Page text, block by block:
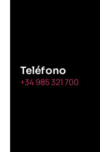
Teléfono
+34 985 321 700